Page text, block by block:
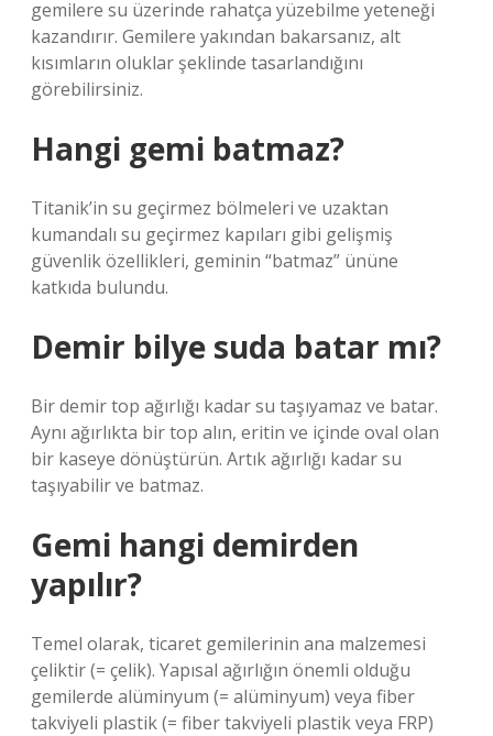
gemilere su üzerinde rahatça yüzebilme yeteneği
kazandırır. Gemilere yakından bakarsanız, alt
kısımların oluklar şeklinde tasarlandığını
görebilirsiniz.
Hangi gemi batmaz?
Titanik’in su geçirmez bölmeleri ve uzaktan
kumandalı su geçirmez kapıları gibi gelişmiş
güvenlik özellikleri, geminin “batmaz” ününe
katkıda bulundu.
Demir bilye suda batar mı?
Bir demir top ağırlığı kadar su taşıyamaz ve batar.
Aynı ağırlıkta bir top alın, eritin ve içinde oval olan
bir kaseye dönüştürün. Artık ağırlığı kadar su
taşıyabilir ve batmaz.
Gemi hangi demirden
yapılır?
Temel olarak, ticaret gemilerinin ana malzemesi
çeliktir (= çelik). Yapısal ağırlığın önemli olduğu
gemilerde alüminyum (= alüminyum) veya fiber
takviyeli plastik (= fiber takviyeli plastik veya FRP)